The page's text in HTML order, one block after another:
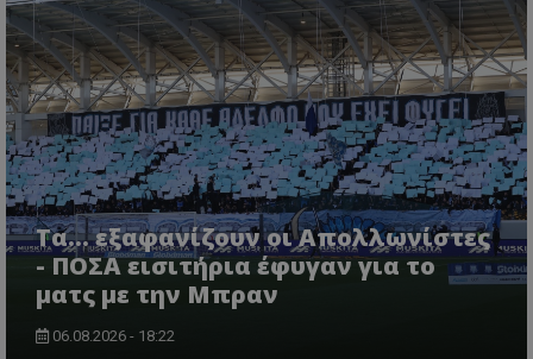
Τα... εξαφανίζουν οι Απολλωνίστες
- ΠΟΣΑ εισιτήρια έφυγαν για το
ματς με την Μπραν
06.08.2026 - 18:22